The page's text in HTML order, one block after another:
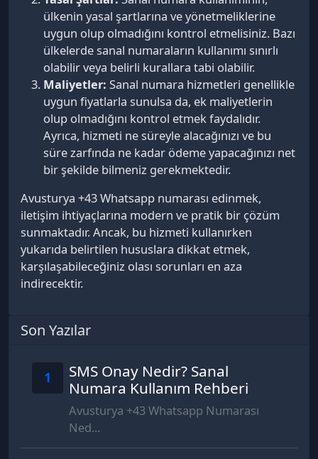
ülkenin yasal şartlarına ve yönetmeliklerine
uygun olup olmadığını kontrol etmelisiniz. Bazı
ülkelerde sanal numaraların kullanımı sınırlı
olabilir veya belirli kurallara tabi olabilir.
Maliyetler: Sanal numara hizmetleri genellikle
uygun fiyatlarla sunulsa da, ek maliyetlerin
olup olmadığını kontrol etmek faydalıdır.
Ayrıca, hizmeti ne süreyle alacağınızı ve bu
süre zarfında ne kadar ödeme yapacağınızı net
bir şekilde bilmeniz gerekmektedir.
Avusturya +43 Whatsapp numarası edinmek,
iletişim ihtiyaçlarına modern ve pratik bir çözüm
sunmaktadır. Ancak, bu hizmeti kullanırken
yukarıda belirtilen hususlara dikkat etmek,
karşılaşabileceğiniz olası sorunları en aza
indirecektir.
Son Yazılar
1
SMS Onay Nedir? Sanal
Numara Kullanım Rehberi
Avusturya +43 Whatsapp Numarası
Ned...